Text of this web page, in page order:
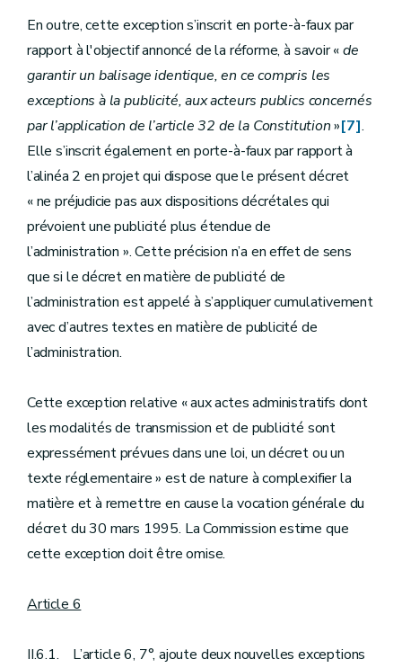
En outre, cette exception s’inscrit en porte-à-faux par
rapport à l'objectif annoncé de la réforme, à savoir «de
garantir un balisage identique, en ce compris les
exceptions à la publicité, aux acteurs publics concernés
par l’application de l’article 32 de la Constitution»[7].
Elle s’inscrit également en porte-à-faux par rapport à
l’alinéa 2 en projet qui dispose que le présent décret
« ne préjudicie pas aux dispositions décrétales qui
prévoient une publicité plus étendue de
l’administration ». Cette précision n’a en effet de sens
que si le décret en matière de publicité de
l’administration est appelé à s’appliquer cumulativement
avec d’autres textes en matière de publicité de
l’administration.
Cette exception relative « aux actes administratifs dont
les modalités de transmission et de publicité sont
expressément prévues dans une loi, un décret ou un
texte réglementaire » est de nature à complexifier la
matière et à remettre en cause la vocation générale du
décret du 30 mars 1995. La Commission estime que
cette exception doit être omise.
Article 6
II.6.1. L’article 6, 7°, ajoute deux nouvelles exceptions